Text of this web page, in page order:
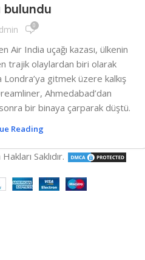
bulundu
0
Air India uçağı kazası, ülkenin
trajik olaylardan biri olarak
gitmek üzere kalkış
Ahmedabad’dan
bir binaya çarparak düştü.
Reading
Saklıdır.